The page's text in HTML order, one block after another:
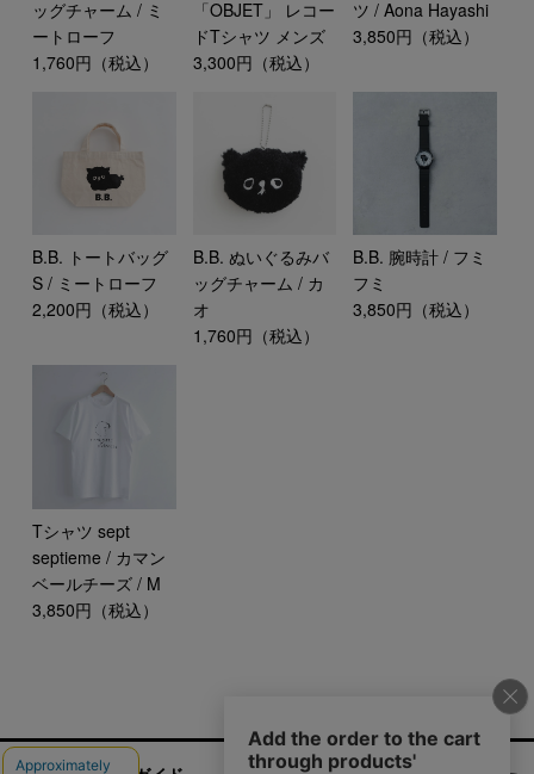
ッグチャーム / ミ
ートローフ
1,760円（税込）
「OBJET」 レコー
ドTシャツ メンズ
3,300円（税込）
ツ / Aona Hayashi
3,850円（税込）
B.B. トートバッグ
S / ミートローフ
2,200円（税込）
B.B. ぬいぐるみバ
ッグチャーム / カ
オ
1,760円（税込）
B.B. 腕時計 / フミ
フミ
3,850円（税込）
Tシャツ sept
septieme / カマン
ベールチーズ / M
3,850円（税込）